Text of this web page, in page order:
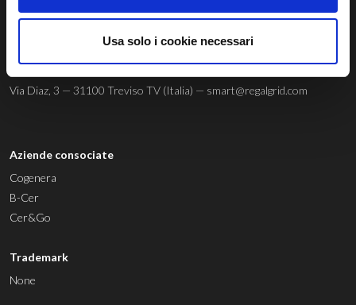
Usa solo i cookie necessari
Via Diaz, 3 — 31100 Treviso TV (Italia) — smart@regalgrid.com
Aziende consociate
Cogenera
B-Cer
Cer&Go
Trademark
None